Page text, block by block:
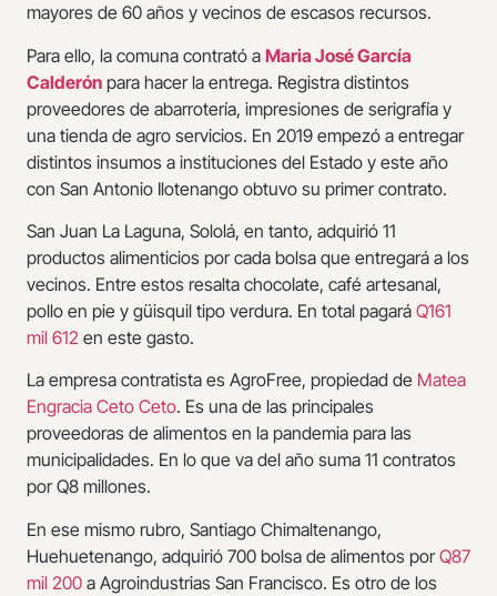
mayores de 60 años y vecinos de escasos recursos.
Para ello, la comuna contrató a Maria José García
Calderón para hacer la entrega. Registra distintos
proveedores de abarrotería, impresiones de serigrafía y
una tienda de agro servicios. En 2019 empezó a entregar
distintos insumos a instituciones del Estado y este año
con San Antonio Ilotenango obtuvo su primer contrato.
San Juan La Laguna, Sololá, en tanto, adquirió 11
productos alimenticios por cada bolsa que entregará a los
vecinos. Entre estos resalta chocolate, café artesanal,
pollo en pie y güisquil tipo verdura. En total pagará Q161
mil 612 en este gasto.
La empresa contratista es AgroFree, propiedad de Matea
Engracia Ceto Ceto. Es una de las principales
proveedoras de alimentos en la pandemia para las
municipalidades. En lo que va del año suma 11 contratos
por Q8 millones.
En ese mismo rubro, Santiago Chimaltenango,
Huehuetenango, adquirió 700 bolsa de alimentos porQ87
mil 200 a Agroindustrias San Francisco. Es otro de los